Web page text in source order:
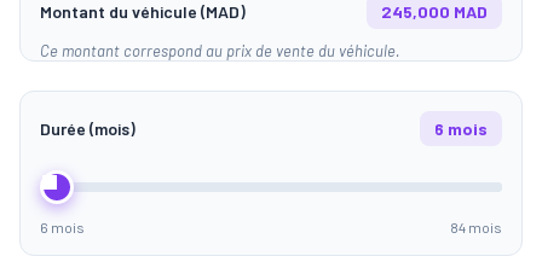
Montant du véhicule (MAD) 245,000 MAD
Ce montant correspond au prix de vente du véhicule.
Durée (mois) 6 mois
6 mois 84 mois